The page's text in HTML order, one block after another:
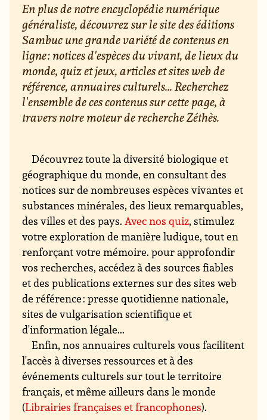
En plus de notre encyclopédie numérique
généraliste, découvrez sur le site des éditions
Sambuc une grande variété de contenus en
ligne : notices d'espèces du vivant, de lieux du
monde, quiz et jeux, articles et sites web de
référence, annuaires culturels... Recherchez
l'ensemble de ces contenus sur cette page, à
travers notre moteur de recherche Zéthès.
Découvrez toute la diversité biologique et
géographique du monde, en consultant des
notices sur de nombreuses espèces vivantes et
substances minérales, des lieux remarquables,
des villes et des pays. Avec nos quiz, stimulez
votre exploration de manière ludique, tout en
renforçant votre mémoire. pour approfondir
vos recherches, accédez à des sources fiables
et des publications externes sur des sites web
de référence : presse quotidienne nationale,
sites de vulgarisation scientifique et
d'information légale...
Enfin, nos annuaires culturels vous facilitent
l'accès à diverses ressources et à des
événements culturels sur tout le territoire
français, et même ailleurs dans le monde
(Librairies françaises et francophones).